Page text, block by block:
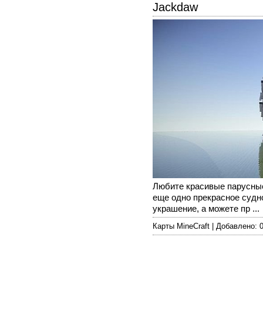
Jackdaw
Любите красивые
еще одно прекрасное
украшение, а можете пр ...
Карты MineCraft | Добавлено: